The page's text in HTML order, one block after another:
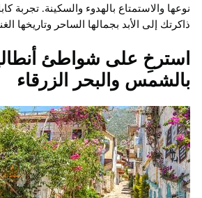
نوعها والاستمتاع بالهدوء والسكينة. تجربة
ذاكرتك إلى الأبد بجمالها الساحر وتاريخها
استرخِ على شواطئ
بالشمس والبحر الزرقاء